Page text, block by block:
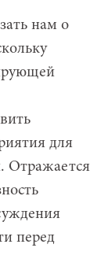
нам о
для
Отражается
перед